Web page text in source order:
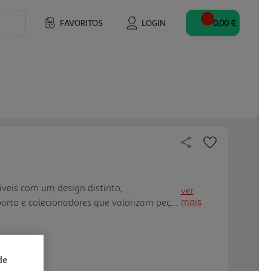
FAVORITOS LOGIN 0,00 €
com um design distinto,
e colecionadores que valorizam peças
Cada figura apresenta uma
peças colecionáveis modernas,
ver
mais